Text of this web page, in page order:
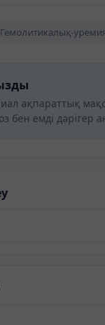
Гемолитикалық-
ақпараттық
бен емді дәрігер